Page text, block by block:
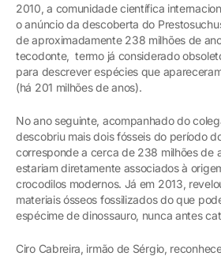
2010, a comunidade científica
o anúncio da descoberta do
de aproximadamente 238 milhões de
tecodonte, termo já considerado
para descrever espécies que
(há 201 milhões de anos).
No ano seguinte, acompanhado do
descobriu mais dois fósseis do período
corresponde a cerca de 238 milhões de
estariam diretamente associados à
crocodilos modernos. Já em 2013,
materiais ósseos fossilizados do que
espécime de dinossauro, nunca antes
Ciro Cabreira, irmão de Sérgio,